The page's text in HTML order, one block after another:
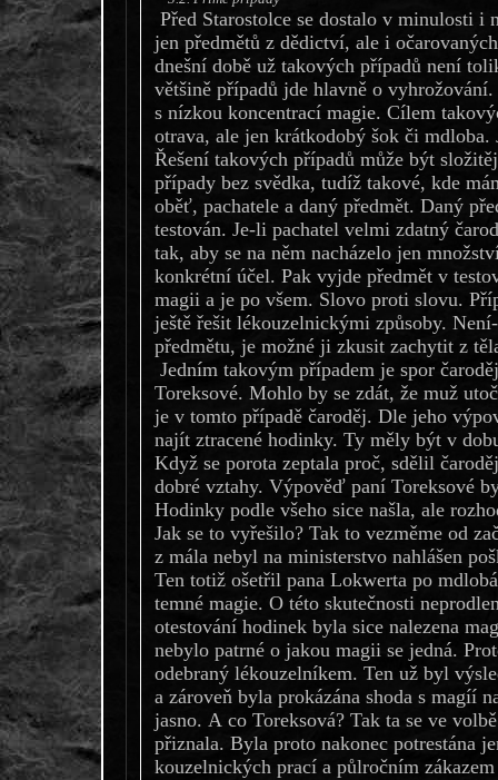
Před Starostolce se dostalo v minulosti i
jen předmětů z dědictví, ale i
dnešní době už takových případů není
většině případů jde hlavně o
s nízkou koncentrací magie. Cílem
otrava, ale jen krátkodobý šok či mdloba.
Řešení takových případů může být
případy bez svědka, tudíž takové, kde
oběť, pachatele a daný předmět. Daný
testován. Je-li pachatel velmi zdatný
tak, aby se na něm nacházelo jen
konkrétní účel. Pak vyjde předmět v
magii a je po všem. Slovo proti slovu.
ještě řešit lékouzelnickými způsoby.
předmětu, je možné ji zkusit zachytit z
Jedním takovým případem je spor
Toreksové. Mohlo by se zdát, že muž
je v tomto případě čaroděj. Dle jeho
najít ztracené hodinky. Ty měly být v
Když se porota zeptala proč, sdělil
dobré vztahy. Výpověď paní Toreksové
Hodinky podle všeho sice našla, ale
Jak se to vyřešilo? Tak to vezměme od
z mála nebyl na ministerstvo nahlášen
Ten totiž ošetřil pana Lokwerta po
temné magie. O této skutečnosti
otestování hodinek byla sice nalezena
nebylo patrné o jakou magii se jedná.
odebraný lékouzelníkem. Ten už byl
a zároveň byla prokázána shoda s magíí
jasno. A co Toreksová? Tak ta se ve
přiznala. Byla proto nakonec potrestána
kouzelnických prací a půlročním